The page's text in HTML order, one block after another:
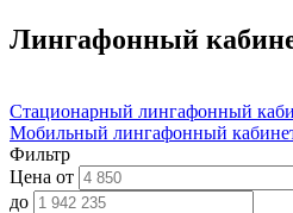
Лингафонный
Стационарный лингафонный
Мобильный лингафонный
Фильтр
Цена от
до